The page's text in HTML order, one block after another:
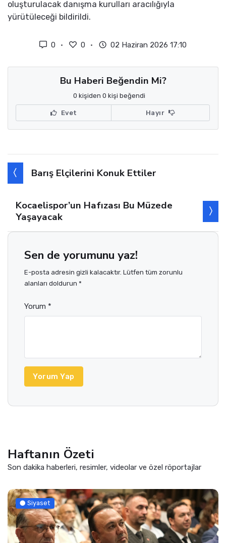
oluşturulacak danışma kurulları aracılığıyla
yürütüleceği bildirildi.
0 0 02 Haziran 2026 17:10
Bu Haberi Beğendin Mi?
0 kişiden 0 kişi beğendi
Evet Hayır
Barış Elçilerini Konuk Ettiler
Kocaelispor’un Hafızası Bu Müzede
Yaşayacak
Sen de yorumunu yaz!
E-posta adresin gizli kalacaktır. Lütfen tüm zorunlu
alanları doldurun *
Yorum *
Yorum Yap
Haftanın Özeti
Son dakika haberleri, resimler, videolar ve özel röportajlar
Siyaset